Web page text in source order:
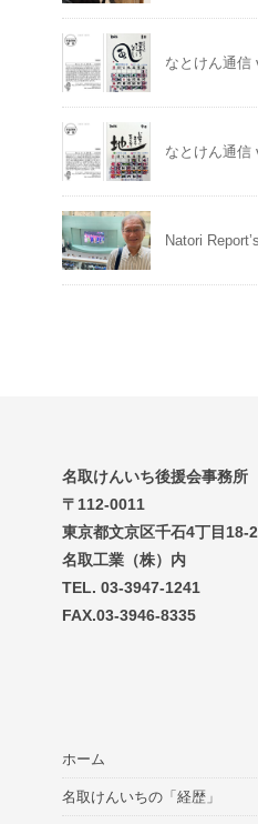
なとけん通信
なとけん通信
Natori
名取けんいち後援会事務所
〒112-0011
東京都文京区千石4丁目18-2
名取工業（株）内
TEL. 03-3947-1241
FAX.03-3946-8335
ホーム
名取けんいちの「経歴」